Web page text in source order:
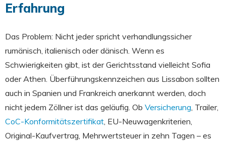
Erfahrung
Das Problem: Nicht jeder spricht verhandlungssicher
rumänisch, italienisch oder dänisch. Wenn es
Schwierigkeiten gibt, ist der Gerichtsstand vielleicht Sofia
oder Athen. Überführungskennzeichen aus Lissabon sollten
auch in Spanien und Frankreich anerkannt werden, doch
nicht jedem Zöllner ist das geläufig. Ob Versicherung, Trailer,
CoC-Konformitätszertifikat, EU-Neuwagenkriterien,
Original-Kaufvertrag, Mehrwertsteuer in zehn Tagen – es